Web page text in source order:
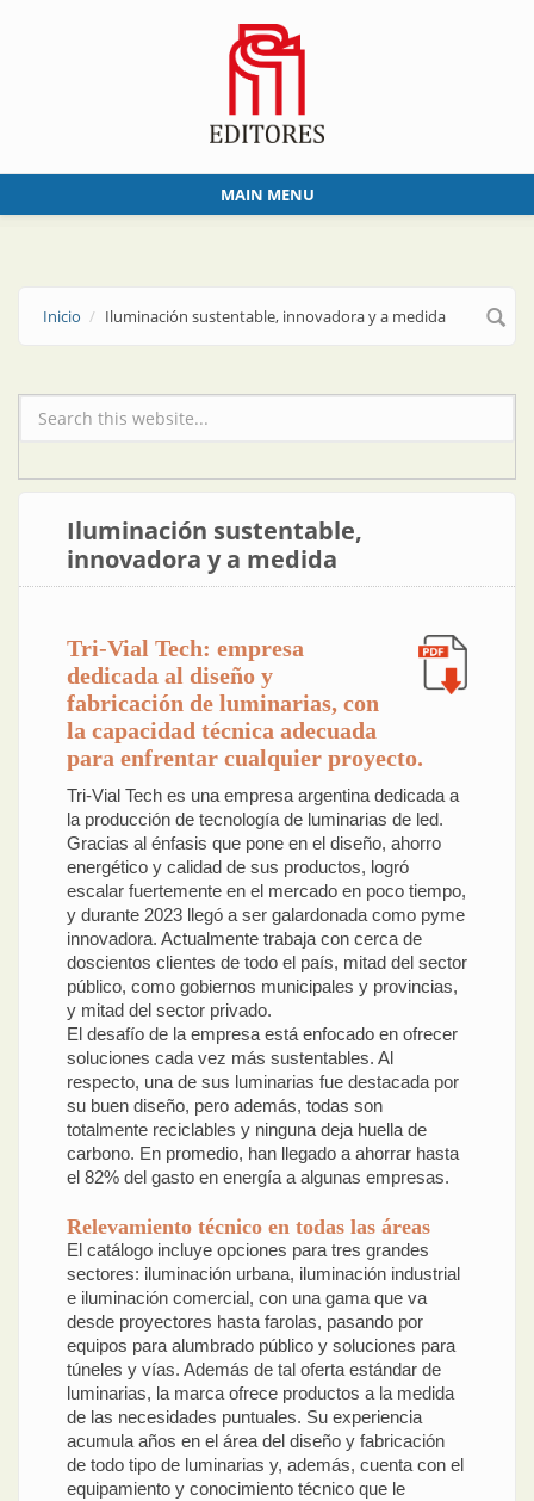
MAIN MENU
Inicio Iluminación sustentable, innovadora y a medida
Formulario de búsqueda
Iluminación sustentable,
innovadora y a medida
Tri-Vial Tech: empresa
dedicada al diseño y
fabricación de luminarias, con
la capacidad técnica adecuada
para enfrentar cualquier proyecto.
Tri-Vial Tech es una empresa argentina dedicada a
la producción de tecnología de luminarias de led.
Gracias al énfasis que pone en el diseño, ahorro
energético y calidad de sus productos, logró
escalar fuertemente en el mercado en poco tiempo,
y durante 2023 llegó a ser galardonada como pyme
innovadora. Actualmente trabaja con cerca de
doscientos clientes de todo el país, mitad del sector
público, como gobiernos municipales y provincias,
y mitad del sector privado.
El desafío de la empresa está enfocado en ofrecer
soluciones cada vez más sustentables. Al
respecto, una de sus luminarias fue destacada por
su buen diseño, pero además, todas son
totalmente reciclables y ninguna deja huella de
carbono. En promedio, han llegado a ahorrar hasta
el 82% del gasto en energía a algunas empresas.
Relevamiento técnico en todas las áreas
El catálogo incluye opciones para tres grandes
sectores: iluminación urbana, iluminación industrial
e iluminación comercial, con una gama que va
desde proyectores hasta farolas, pasando por
equipos para alumbrado público y soluciones para
túneles y vías. Además de tal oferta estándar de
luminarias, la marca ofrece productos a la medida
de las necesidades puntuales. Su experiencia
acumula años en el área del diseño y fabricación
de todo tipo de luminarias y, además, cuenta con el
equipamiento y conocimiento técnico que le